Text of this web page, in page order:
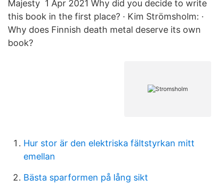
Majesty 1 Apr 2021 Why did you decide to write
this book in the first place? · Kim Strömsholm: ·
Why does Finnish death metal deserve its own
book?
Hur stor är den elektriska fältstyrkan mitt
emellan
Bästa sparformen på lång sikt